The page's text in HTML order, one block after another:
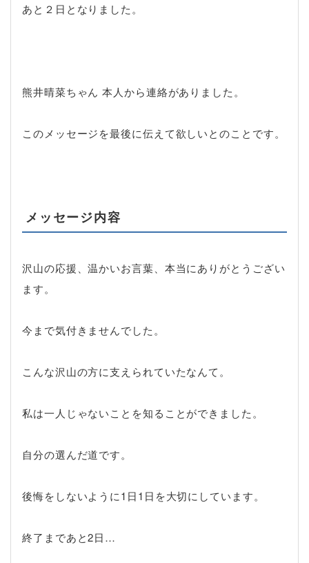
あと２日となりました。
熊井晴菜ちゃん 本人から連絡がありました。
このメッセージを最後に伝えて欲しいとのことです。
メッセージ内容
沢山の応援、温かいお言葉、本当にありがとうござい
ます。
今まで気付きませんでした。
こんな沢山の方に支えられていたなんて。
私は一人じゃないことを知ることができました。
自分の選んだ道です。
後悔をしないように1日1日を大切にしています。
終了まであと2日…